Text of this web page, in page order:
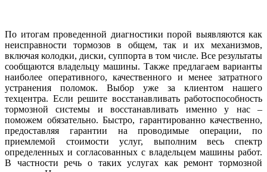
По итогам проведенной диагностики порой выявляются как
неисправности тормозов в общем, так и их механизмов,
включая колодки, диски, суппорта в том числе. Все результаты
сообщаются владельцу машины. Также предлагаем варианты
наиболее оперативного, качественного и менее затратного
устранения поломок. Выбор уже за клиентом нашего
техцентра. Если решите восстанавливать работоспособность
тормозной системы и восстанавливать именно у нас –
поможем обязательно. Быстро, гарантированно качественно,
предоставляя гарантии на проводимые операции, по
приемлемой стоимости услуг, выполним весь спектр
определенных и согласованных с владельцем машины работ.
В частности речь о таких услугах как ремонт тормозной